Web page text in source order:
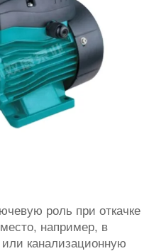
роль при откачке
например, в
канализационную